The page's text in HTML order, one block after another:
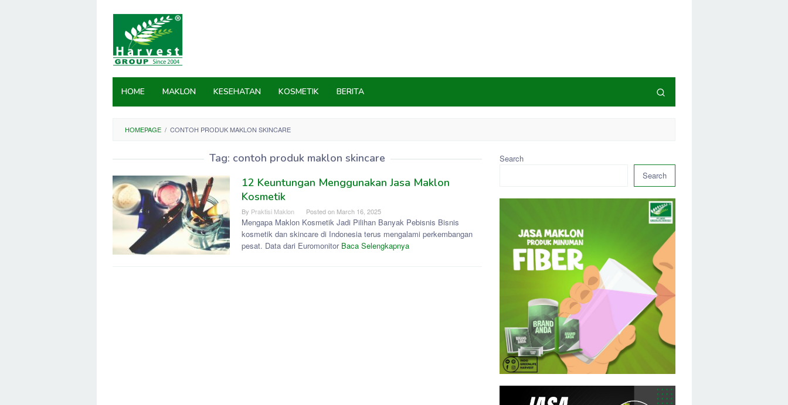
HOME MAKLON KESEHATAN KOSMETIK BERITA
HOMEPAGE / CONTOH PRODUK MAKLON SKINCARE
Tag: contoh produk maklon skincare
12 Keuntungan Menggunakan Jasa Maklon
Kosmetik
By Praktisi Maklon Posted on March 16, 2025
Mengapa Maklon Kosmetik Jadi Pilihan Banyak Pebisnis Bisnis
kosmetik dan skincare di Indonesia terus mengalami perkembangan
pesat. Data dari Euromonitor Baca Selengkapnya
Search
Search